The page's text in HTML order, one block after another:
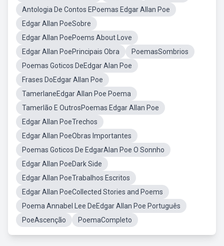
Antologia De Contos EPoemas Edgar Allan Poe
Edgar Allan PoeSobre
Edgar Allan PoePoems About Love
Edgar Allan PoePrincipais Obra
PoemasSombrios
Poemas Goticos DeEdgar Alan Poe
Frases DoEdgar Allan Poe
TamerlaneEdgar Allan Poe Poema
Tamerlão E OutrosPoemas Edgar Allan Poe
Edgar Allan PoeTrechos
Edgar Allan PoeObras Importantes
Poemas Goticos De EdgarAlan Poe O Sonnho
Edgar Allan PoeDark Side
Edgar Allan PoeTrabalhos Escritos
Edgar Allan PoeCollected Stories and Poems
Poema Annabel Lee DeEdgar Allan Poe Português
PoeAscenção
PoemaCompleto